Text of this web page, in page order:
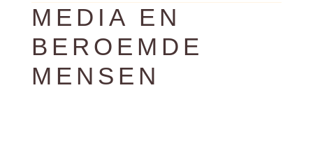
MEDIA EN
BEROEMDE
MENSEN